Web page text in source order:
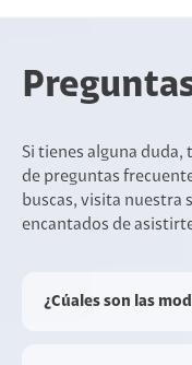
Si tienes alguna duda,
de preguntas
buscas, visita nuestra
encantados de
¿Cúales son las